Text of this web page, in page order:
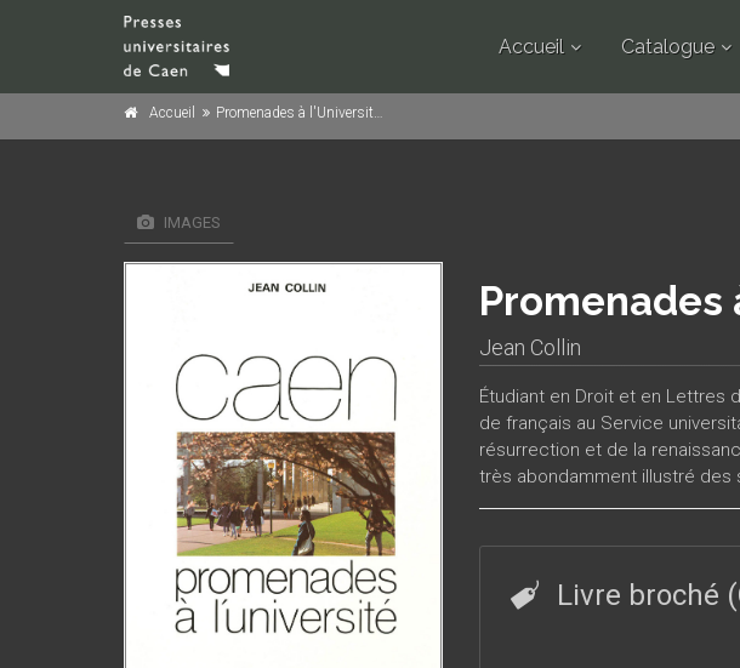
Accueil Catalogue
Accueil Promenades à l'Université de Caen
IMAGES
Promenades
Jean Collin
Étudiant en Droit et en Lettres
de français au Service
résurrection et de la
très abondamment illustré
authentiques, qui sont parfois
auront l’impression de la
Livre broché